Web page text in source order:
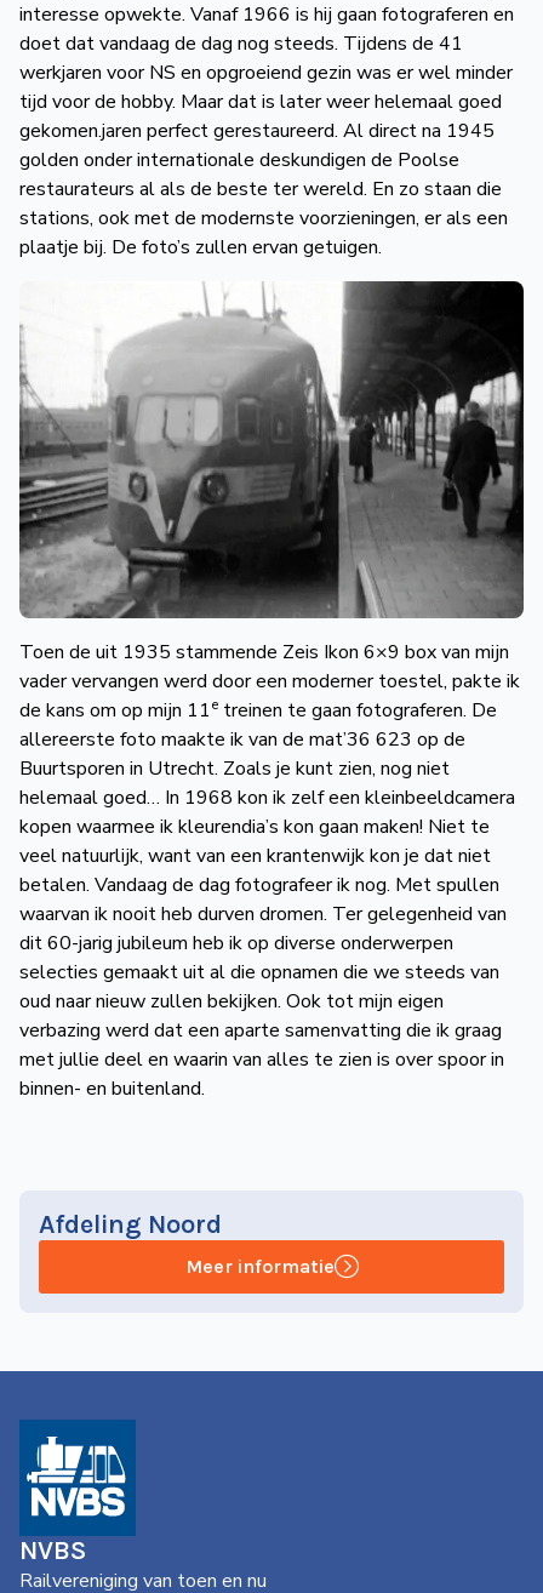
interesse opwekte. Vanaf 1966 is hij gaan fotograferen en
doet dat vandaag de dag nog steeds. Tijdens de 41
werkjaren voor NS en opgroeiend gezin was er wel minder
tijd voor de hobby. Maar dat is later weer helemaal goed
gekomen.jaren perfect gerestaureerd. Al direct na 1945
golden onder internationale deskundigen de Poolse
restaurateurs al als de beste ter wereld. En zo staan die
stations, ook met de modernste voorzieningen, er als een
plaatje bij. De foto’s zullen ervan getuigen.
Toen de uit 1935 stammende Zeis Ikon 6×9 box van mijn
vader vervangen werd door een moderner toestel, pakte ik
de kans om op mijn 11e treinen te gaan fotograferen. De
allereerste foto maakte ik van de mat’36 623 op de
Buurtsporen in Utrecht. Zoals je kunt zien, nog niet
helemaal goed… In 1968 kon ik zelf een kleinbeeldcamera
kopen waarmee ik kleurendia’s kon gaan maken! Niet te
veel natuurlijk, want van een krantenwijk kon je dat niet
betalen. Vandaag de dag fotografeer ik nog. Met spullen
waarvan ik nooit heb durven dromen. Ter gelegenheid van
dit 60-jarig jubileum heb ik op diverse onderwerpen
selecties gemaakt uit al die opnamen die we steeds van
oud naar nieuw zullen bekijken. Ook tot mijn eigen
verbazing werd dat een aparte samenvatting die ik graag
met jullie deel en waarin van alles te zien is over spoor in
binnen- en buitenland.
Afdeling Noord
Meer informatie
NVBS
Railvereniging van toen en nu